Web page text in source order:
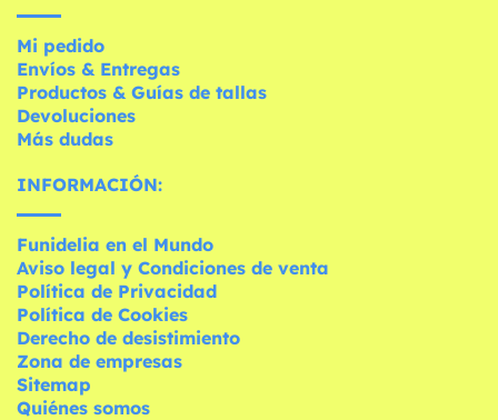
Mi pedido
Envíos & Entregas
Productos & Guías de tallas
Devoluciones
Más dudas
INFORMACIÓN:
Funidelia en el Mundo
Aviso legal y Condiciones de venta
Política de Privacidad
Política de Cookies
Derecho de desistimiento
Zona de empresas
Sitemap
Quiénes somos